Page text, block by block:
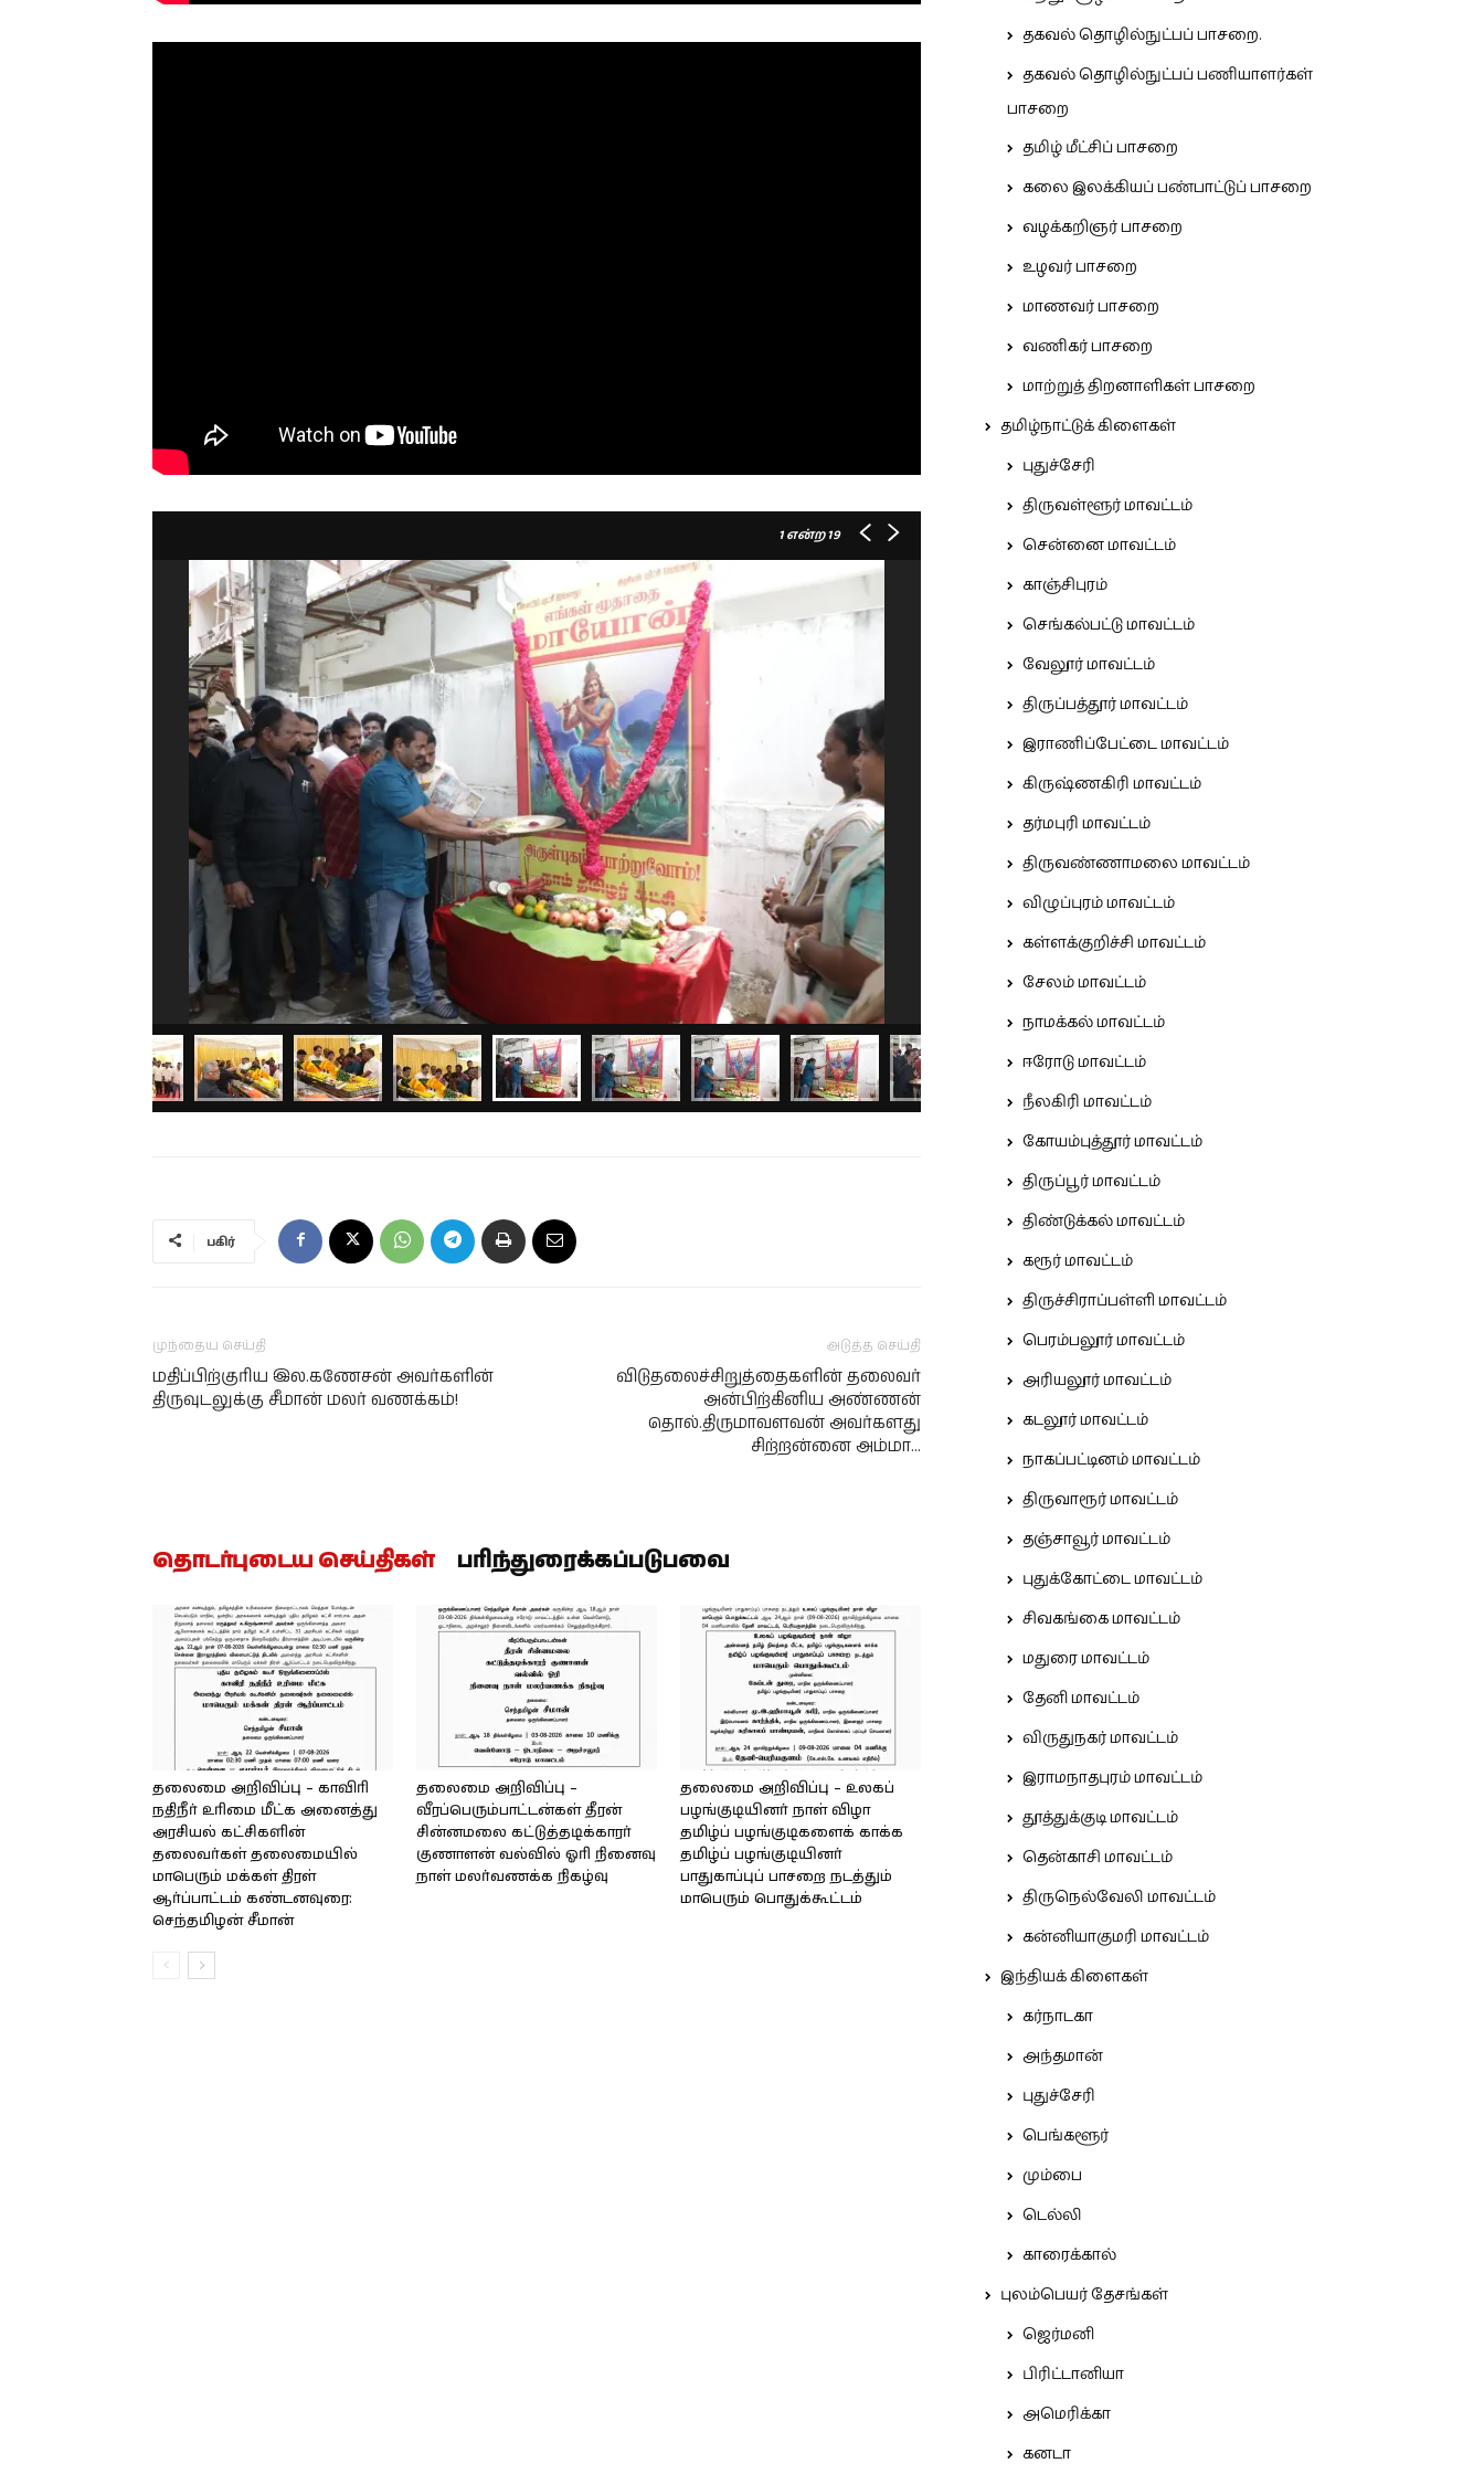
1என்ற 19
பகிர்
முந்தைய செய்தி
மதிப்பிற்குரிய இல.கணேசன் அவர்களின்
திருவுடலுக்கு சீமான் மலர் வணக்கம்!
அடுத்த செய்தி
விடுதலைச்சிறுத்தைகளின் தலைவர்
அன்பிற்கினிய அண்ணன்
தொல்.திருமாவளவன் அவர்களது
சிற்றன்னை அம்மா…
தொடர்புடைய செய்திகள் பரிந்துரைக்கப்படுபவை
தலைமை அறிவிப்பு – காவிரி
நதிநீர் உரிமை மீட்க அனைத்து
அரசியல் கட்சிகளின்
தலைவர்கள் தலைமையில்
மாபெரும் மக்கள் திரள்
ஆர்ப்பாட்டம் கண்டனவுரை:
செந்தமிழன் சீமான்
தலைமை அறிவிப்பு –
வீரப்பெரும்பாட்டன்கள் தீரன்
சின்னமலை கட்டுத்தடிக்காரர்
குணாளன் வல்வில் ஓரி நினைவு
நாள் மலர்வணக்க நிகழ்வு
தலைமை அறிவிப்பு – உலகப்
பழங்குடியினர் நாள் விழா
தமிழ்ப் பழங்குடிகளைக் காக்க
தமிழ்ப் பழங்குடியினர்
பாதுகாப்புப் பாசறை நடத்தும்
மாபெரும் பொதுக்கூட்டம்
தகவல் தொழில்நுட்பப் பாசறை.
தகவல் தொழில்நுட்பப் பணியாளர்கள்
பாசறை
தமிழ் மீட்சிப் பாசறை
கலை இலக்கியப் பண்பாட்டுப் பாசறை
வழக்கறிஞர் பாசறை
உழவர் பாசறை
மாணவர் பாசறை
வணிகர் பாசறை
மாற்றுத் திறனாளிகள் பாசறை
தமிழ்நாட்டுக் கிளைகள்
புதுச்சேரி
திருவள்ளூர் மாவட்டம்
சென்னை மாவட்டம்
காஞ்சிபுரம்
செங்கல்பட்டு மாவட்டம்
வேலூர் மாவட்டம்
திருப்பத்தூர் மாவட்டம்
இராணிப்பேட்டை மாவட்டம்
கிருஷ்ணகிரி மாவட்டம்
தர்மபுரி மாவட்டம்
திருவண்ணாமலை மாவட்டம்
விழுப்புரம் மாவட்டம்
கள்ளக்குறிச்சி மாவட்டம்
சேலம் மாவட்டம்
நாமக்கல் மாவட்டம்
ஈரோடு மாவட்டம்
நீலகிரி மாவட்டம்
கோயம்புத்தூர் மாவட்டம்
திருப்பூர் மாவட்டம்
திண்டுக்கல் மாவட்டம்
கரூர் மாவட்டம்
திருச்சிராப்பள்ளி மாவட்டம்
பெரம்பலூர் மாவட்டம்
அரியலூர் மாவட்டம்
கடலூர் மாவட்டம்
நாகப்பட்டினம் மாவட்டம்
திருவாரூர் மாவட்டம்
தஞ்சாவூர் மாவட்டம்
புதுக்கோட்டை மாவட்டம்
சிவகங்கை மாவட்டம்
மதுரை மாவட்டம்
தேனி மாவட்டம்
விருதுநகர் மாவட்டம்
இராமநாதபுரம் மாவட்டம்
தூத்துக்குடி மாவட்டம்
தென்காசி மாவட்டம்
திருநெல்வேலி மாவட்டம்
கன்னியாகுமரி மாவட்டம்
இந்தியக் கிளைகள்
கர்நாடகா
அந்தமான்
புதுச்சேரி
பெங்களூர்
மும்பை
டெல்லி
காரைக்கால்
புலம்பெயர் தேசங்கள்
ஜெர்மனி
பிரிட்டானியா
அமெரிக்கா
கனடா